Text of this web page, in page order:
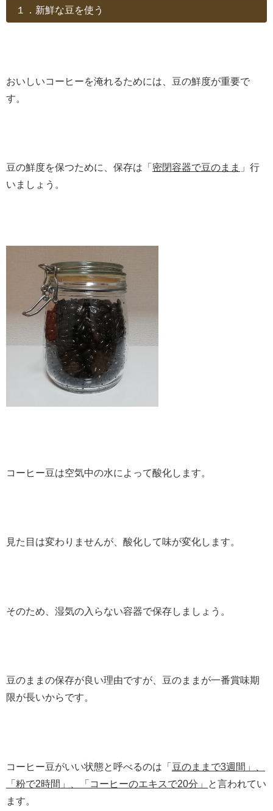
１．新鮮な豆を使う
おいしいコーヒーを淹れるためには、豆の鮮度が重要で
す。
豆の鮮度を保つために、保存は「 密閉容器で豆のまま 」行
いましょう。
コーヒー豆は空気中の水によって酸化します。
見た目は変わりませんが、酸化して味が変化します。
そのため、湿気の入らない容器で保存しましょう。
豆のままの保存が良い理由ですが、豆のままが一番賞味期
限が長いからです。
コーヒー豆がいい状態と呼べるのは「 豆のままで3週間」、
「粉で2時間」、「コーヒーのエキスで20分」
と言われてい
ます。